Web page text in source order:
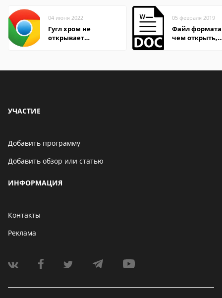
04 июня 2022
Гугл хром не
открывает
05 февраля 2019
Файл формата
чем открыть,
УЧАСТИЕ
Добавить программу
Добавить обзор или статью
ИНФОРМАЦИЯ
Контакты
Реклама